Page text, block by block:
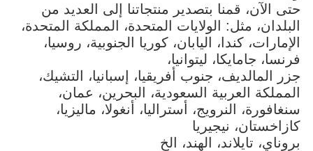
حتى الآن، قمنا بتصدير منتجاتنا إلى العديد من
البلدان، مثل: الولايات المتحدة، المملكة المتحدة،
الإمارات، كندا، اليابان، كوريا الجنوبية، روسيا،
فرنسا، جامايكا، ليتوانيا،
جزر المالديف، جنوب أفريقيا، إسبانيا، التشيك،
المملكة العربية السعودية، البحرين، عمان،
سنغافورة، النرويج، أستراليا، أنغولا، ماليزيا،
كازاخستان، نيجيريا
بروناي، تايلاند، الهند، الخ